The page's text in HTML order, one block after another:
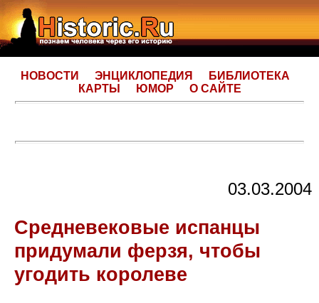
НОВОСТИ ЭНЦИКЛОПЕДИЯ
БИБЛИОТЕКА
КАРТЫ
ЮМОР О САЙТЕ
03.03.2004
Средневековые испанцы
придумали ферзя, чтобы
угодить королеве